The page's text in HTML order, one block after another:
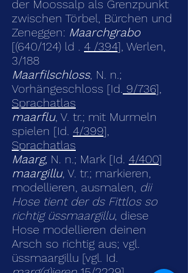
der Moossalp als Grenzpunkt
zwischen Törbel, Bürchen und
Zeneggen: Maarchgrabo
[(640/124) ld . 4 /394], Werlen,
3/188
Maarfilschloss, N. n.;
Vorhängeschloss [Id. 9/736],
Sprachatlas
maarflu, V. tr.; mit Murmeln
spielen [Id. 4/399],
Sprachatlas
Maarg, N. n.; Mark [Id. 4/400]
maargillu, V. tr.; markieren,
modellieren, ausmalen, dii
Hose tient der ds Fittlos so
richtig üssmaargillu, diese
Hose modellieren deinen
Arsch so richtig aus; vgl.
üssmaargillu [vgl. Id.